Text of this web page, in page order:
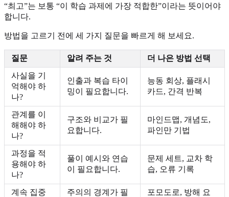
“최고”는 보통 “이 학습 과제에 가장 적합한”이라는 뜻이어야
합니다.
방법을 고르기 전에 세 가지 질문을 빠르게 해 보세요.
질문 알려 주는 것
더 나은 방법 선택
사실을 기
억해야 하
나?
인출과 복습 타이
밍이 필요합니다.
능동 회상, 플래시
카드, 간격 반복
관계를 이
해해야 하
나?
구조와 비교가 필
요합니다.
마인드맵, 개념도,
파인만 기법
과정을 적
용해야 하
나?
풀이 예시와 연습
이 필요합니다.
문제 세트, 교차 학
습, 오류 기록
계속 집중
주의의 경계가 필
포모도로, 방해 요